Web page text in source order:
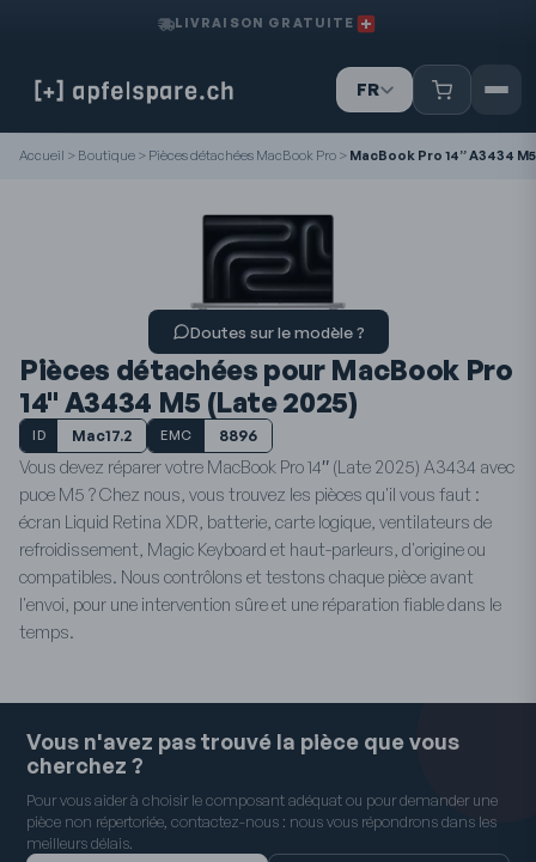
LIVRAISON GRATUITE
FR
DE
Accueil > Boutique > Pièces détachées MacBook Pro > MacBook Pro 14” A3434
Doutes sur le modèle ?
Pièces détachées pour MacBook Pro
14" A3434 M5 (Late 2025)
ID Mac17.2 EMC 8896
Vous devez réparer votre MacBook Pro 14″ (Late 2025) A3434 avec
puce M5 ? Chez nous, vous trouvez les pièces qu'il vous faut :
écran Liquid Retina XDR, batterie, carte logique, ventilateurs de
refroidissement, Magic Keyboard et haut-parleurs, d'origine ou
compatibles. Nous contrôlons et testons chaque pièce avant
l'envoi, pour une intervention sûre et une réparation fiable dans le
temps.
Vous n'avez pas trouvé la pièce que vous
cherchez ?
Pour vous aider à choisir le composant adéquat ou pour demander une
pièce non répertoriée, contactez-nous : nous vous répondrons dans les
meilleurs délais.